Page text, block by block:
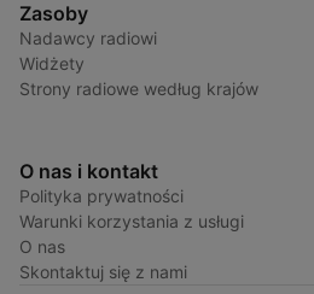
Zasoby
Nadawcy radiowi
Widżety
Strony radiowe według krajów
O nas i kontakt
Polityka prywatności
Warunki korzystania z usługi
O nas
Skontaktuj się z nami